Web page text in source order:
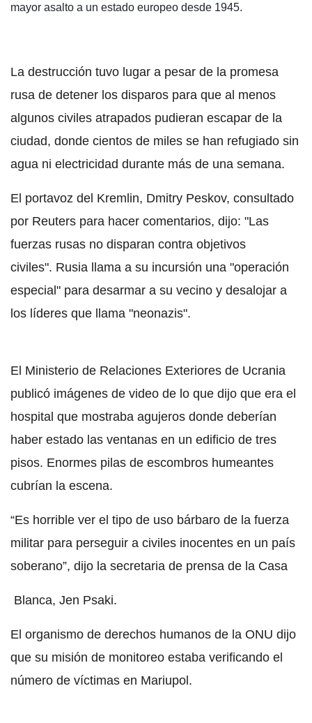
mayor asalto a un estado europeo desde 1945.
La destrucción tuvo lugar a pesar de la promesa
rusa de detener los disparos para que al menos
algunos civiles atrapados pudieran escapar de la
ciudad, donde cientos de miles se han refugiado sin
agua ni electricidad durante más de una semana.
El portavoz del Kremlin, Dmitry Peskov, consultado
por Reuters para hacer comentarios, dijo: "Las
fuerzas rusas no disparan contra objetivos
civiles". Rusia llama a su incursión una "operación
especial" para desarmar a su vecino y desalojar a
los líderes que llama "neonazis".
El Ministerio de Relaciones Exteriores de Ucrania
publicó imágenes de video de lo que dijo que era el
hospital que mostraba agujeros donde deberían
haber estado las ventanas en un edificio de tres
pisos. Enormes pilas de escombros humeantes
cubrían la escena.
“Es horrible ver el tipo de uso bárbaro de la fuerza
militar para perseguir a civiles inocentes en un país
soberano”, dijo la secretaria de prensa de la Casa
Blanca, Jen Psaki.
El organismo de derechos humanos de la ONU dijo
que su misión de monitoreo estaba verificando el
número de víctimas en Mariupol.